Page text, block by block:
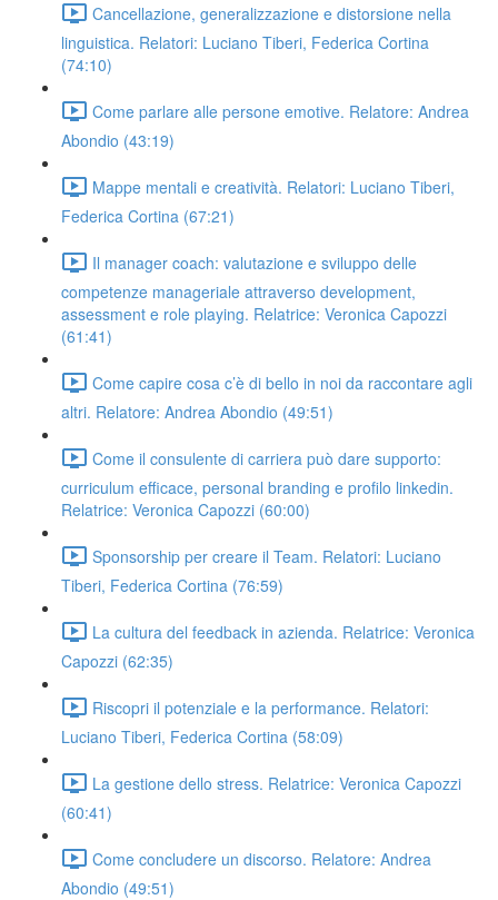
Cancellazione, generalizzazione e distorsione nella
linguistica. Relatori: Luciano Tiberi, Federica Cortina
(74:10)
Come parlare alle persone emotive. Relatore: Andrea
Abondio (43:19)
Mappe mentali e creatività. Relatori: Luciano Tiberi,
Federica Cortina (67:21)
Il manager coach: valutazione e sviluppo delle
competenze manageriale attraverso development,
assessment e role playing. Relatrice: Veronica Capozzi
(61:41)
Come capire cosa c’è di bello in noi da raccontare agli
altri. Relatore: Andrea Abondio (49:51)
Come il consulente di carriera può dare supporto:
curriculum efficace, personal branding e profilo linkedin.
Relatrice: Veronica Capozzi (60:00)
Sponsorship per creare il Team. Relatori: Luciano
Tiberi, Federica Cortina (76:59)
La cultura del feedback in azienda. Relatrice: Veronica
Capozzi (62:35)
Riscopri il potenziale e la performance. Relatori:
Luciano Tiberi, Federica Cortina (58:09)
La gestione dello stress. Relatrice: Veronica Capozzi
(60:41)
Come concludere un discorso. Relatore: Andrea
Abondio (49:51)